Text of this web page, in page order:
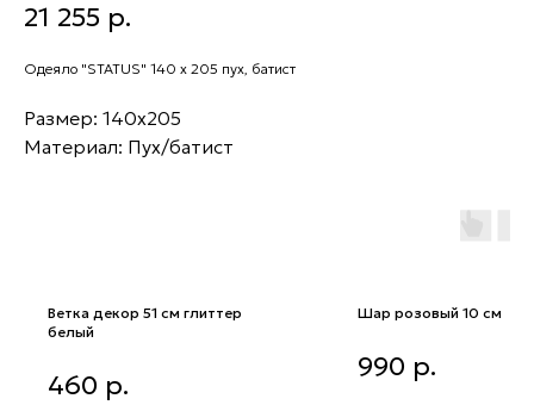
21 255 р.
Одеяло "STATUS" 140 х 205 пух, батист
Размер: 140х205
Материал: Пух/батист
Ветка декор 51 см глиттер
белый
белый
460 р.
Шар розовый 10 см
990 р.